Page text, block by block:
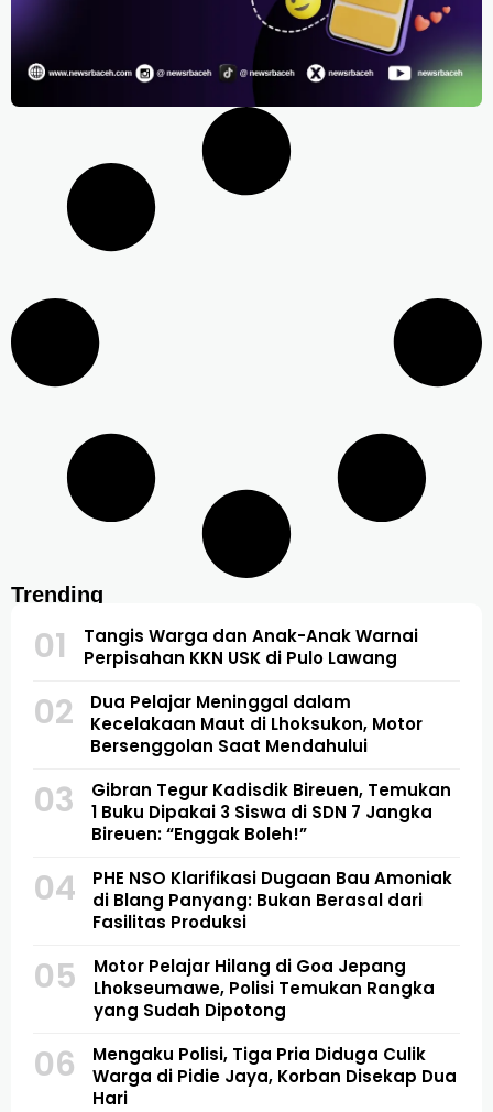
Trending
01
Tangis Warga dan Anak-Anak Warnai
Perpisahan KKN USK di Pulo Lawang
02
Dua Pelajar Meninggal dalam
Kecelakaan Maut di Lhoksukon, Motor
Bersenggolan Saat Mendahului
03
Gibran Tegur Kadisdik Bireuen, Temukan
1 Buku Dipakai 3 Siswa di SDN 7 Jangka
Bireuen: “Enggak Boleh!”
04
PHE NSO Klarifikasi Dugaan Bau Amoniak
di Blang Panyang: Bukan Berasal dari
Fasilitas Produksi
05
Motor Pelajar Hilang di Goa Jepang
Lhokseumawe, Polisi Temukan Rangka
yang Sudah Dipotong
06
Mengaku Polisi, Tiga Pria Diduga Culik
Warga di Pidie Jaya, Korban Disekap Dua
Hari